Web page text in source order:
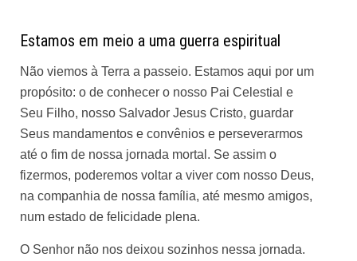
Estamos em meio a uma guerra espiritual
Não viemos à Terra a passeio. Estamos aqui por um
propósito: o de conhecer o nosso Pai Celestial e
Seu Filho, nosso Salvador Jesus Cristo, guardar
Seus mandamentos e convênios e perseverarmos
até o fim de nossa jornada mortal. Se assim o
fizermos, poderemos voltar a viver com nosso Deus,
na companhia de nossa família, até mesmo amigos,
num estado de felicidade plena.
O Senhor não nos deixou sozinhos nessa jornada.